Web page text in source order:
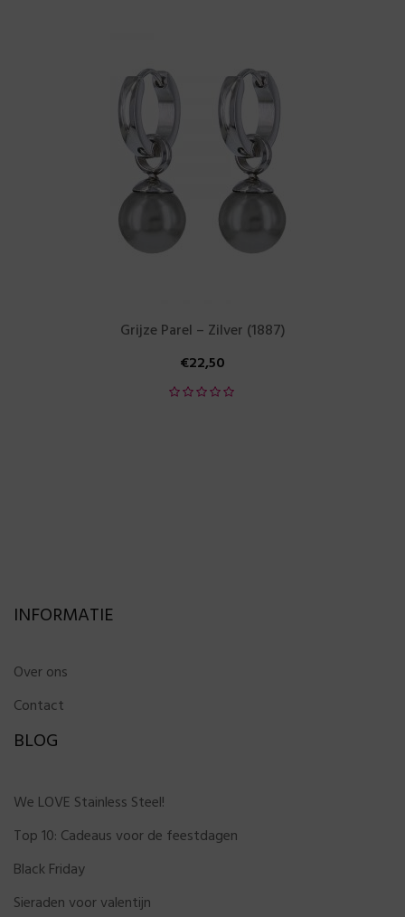
Grijze Parel – Zilver (1887)
€22,50
INFORMATIE
Over ons
Contact
BLOG
We LOVE Stainless Steel!
Top 10: Cadeaus voor de feestdagen
Black Friday
Sieraden voor valentijn